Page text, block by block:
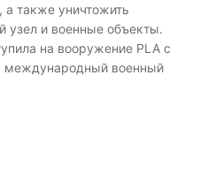
также уничтожить
узел и военные объекты.
на вооружение PLA с
международный военный